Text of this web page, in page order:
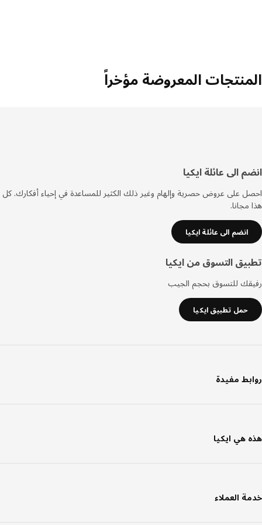
المنتجات المعروضة مؤخراً
أسفل
الصفحة
انضم الى عائلة ايكيا
احصل على عروض حصرية وإلهام وغير ذلك الكثير للمساعدة في إحياء أفكارك. كل
هذا مجانا.
انضم الى عائلة ايكيا
تطبيق التسوق من ايكيا
رفيقك للتسوق بحجم الجيب
حمل تطبيق ايكيا
روابط مفيدة
هذه هي ايكيا
خدمة العملاء